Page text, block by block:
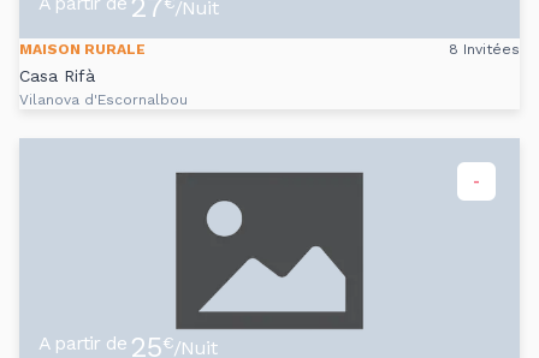
27 /Nuit
MAISON RURALE 8 Invitées
Casa Rifà
Vilanova d'Escornalbou
-
A partir de 25€/Nuit